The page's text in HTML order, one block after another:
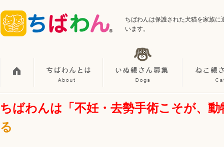
ちばわんは保護された犬猫を家族
います。
ちばわんは「不妊・去勢手術こそが、
る